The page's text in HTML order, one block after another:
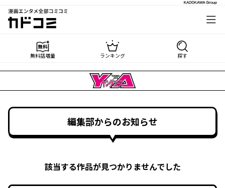
漫画エンタメ全部コミコミ
カドコミ
無料話増量 ランキング 探す
編集部からのお知らせ
該当する作品が見つかりませんでした